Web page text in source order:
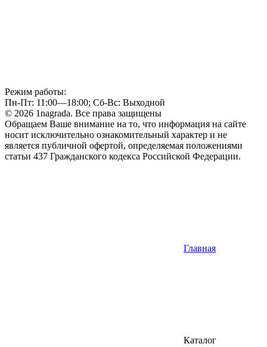
Режим работы:
Пн-Пт: 11:00—18:00; Сб-Вс: Выходной
© 2026 1nagrada. Все права защищены
Обращаем Ваше внимание на то, что информация на сайте
носит исключительно ознакомительный характер и не
является публичной офертой, определяемая положениями
статьи 437 Гражданского кодекса Российской Федерации.
Главная
Каталог